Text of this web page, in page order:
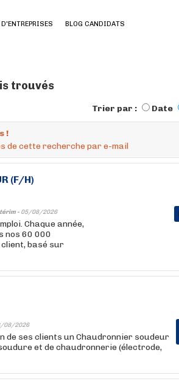
BLOG CANDIDATS
trouvés
Trier par : Date
!
de cette recherche par e-mail
(F/H)
- 05/08/2026
Chaque année,
nos 60 000
basé sur
08/2026
de ses clients un Chaudronnier soudeur
et de chaudronnerie (électrode,